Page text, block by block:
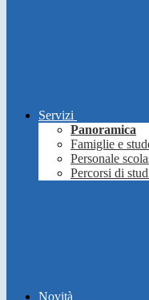
Servizi
Panoramica
Famiglie e
Personale
Percorsi di
Novità